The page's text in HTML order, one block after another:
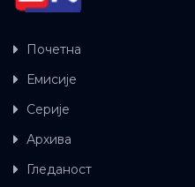
Почетна
Емисије
Серије
Архива
Гледаност